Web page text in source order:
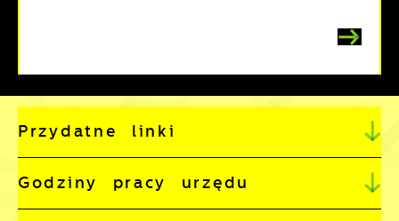
Przydatne linki
Godziny pracy urzędu